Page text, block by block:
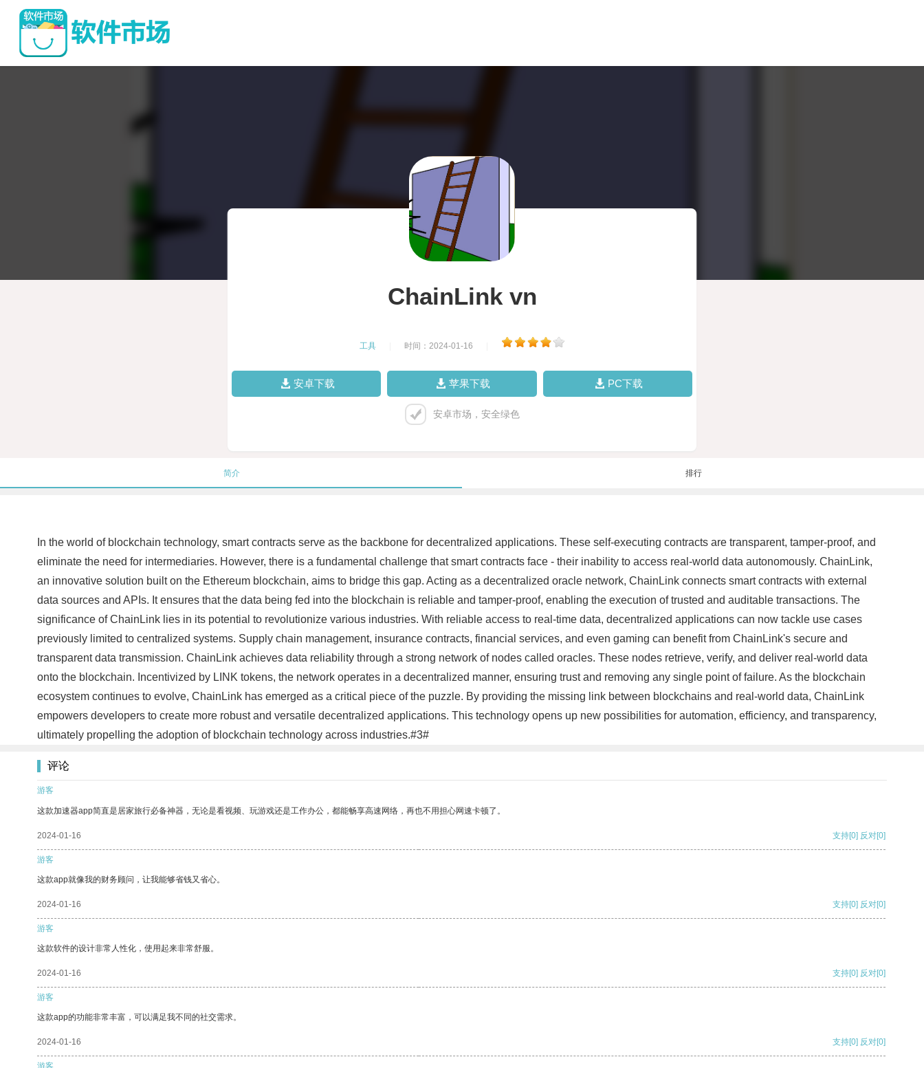
ChainLink vn
工具 时间：2024-01-16
安卓下载 苹果下载 PC下载
安卓市场，安全绿色
简介 排行
In the world of blockchain technology, smart contracts serve as the backbone for decentralized applications. These self-executing contracts are transparent, tamper-proof, and
eliminate the need for intermediaries. However, there is a fundamental challenge that smart contracts face - their inability to access real-world data autonomously. ChainLink,
an innovative solution built on the Ethereum blockchain, aims to bridge this gap. Acting as a decentralized oracle network, ChainLink connects smart contracts with external
data sources and APIs. It ensures that the data being fed into the blockchain is reliable and tamper-proof, enabling the execution of trusted and auditable transactions. The
significance of ChainLink lies in its potential to revolutionize various industries. With reliable access to real-time data, decentralized applications can now tackle use cases
previously limited to centralized systems. Supply chain management, insurance contracts, financial services, and even gaming can benefit from ChainLink's secure and
transparent data transmission. ChainLink achieves data reliability through a strong network of nodes called oracles. These nodes retrieve, verify, and deliver real-world data
onto the blockchain. Incentivized by LINK tokens, the network operates in a decentralized manner, ensuring trust and removing any single point of failure. As the blockchain
ecosystem continues to evolve, ChainLink has emerged as a critical piece of the puzzle. By providing the missing link between blockchains and real-world data, ChainLink
empowers developers to create more robust and versatile decentralized applications. This technology opens up new possibilities for automation, efficiency, and transparency,
ultimately propelling the adoption of blockchain technology across industries.#3#
评论
游客
这款加速器app简直是居家旅行必备神器，无论是看视频、玩游戏还是工作办公，都能畅享高速网络，再也不用担心网速卡顿了。
2024-01-16 支持[0] 反对[0]
游客
这款app就像我的财务顾问，让我能够省钱又省心。
2024-01-16 支持[0] 反对[0]
游客
这款软件的设计非常人性化，使用起来非常舒服。
2024-01-16 支持[0] 反对[0]
游客
这款app的功能非常丰富，可以满足我不同的社交需求。
2024-01-16 支持[0] 反对[0]
游客